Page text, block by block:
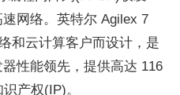
网络。英特尔 Agilex 7
和云计算客户而设计，是
性能领先，提供高达 116
产权(IP)。